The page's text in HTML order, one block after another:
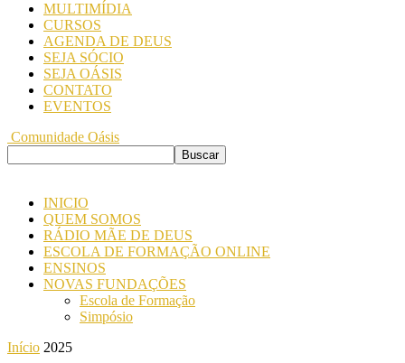
MULTIMÍDIA
CURSOS
AGENDA DE DEUS
SEJA SÓCIO
SEJA OÁSIS
CONTATO
EVENTOS
Comunidade Oásis
INICIO
QUEM SOMOS
RÁDIO MÃE DE DEUS
ESCOLA DE FORMAÇÃO ONLINE
ENSINOS
NOVAS FUNDAÇÕES
Escola de Formação
Simpósio
Início 2025